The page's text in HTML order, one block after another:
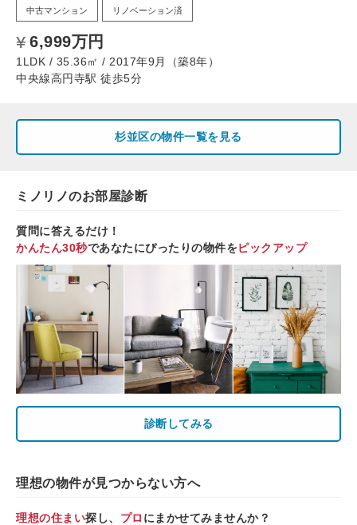
中古マンション リノベーション済
6,999万円
1LDK / 35.36㎡ / 2017年9月（築8年）
中央線高円寺駅 徒歩5分
杉並区の物件一覧を見る
ミノリノのお部屋診断
質問に答えるだけ！
かんたん30秒であなたにぴったりの物件をピックアップ
診断してみる
理想の物件が見つからない方へ
理想の住まい探し、 プロ にまかせてみませんか？